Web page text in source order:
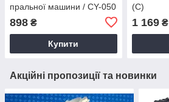
пральної машини / CY-050
898 ₴
Купити
(C)
1 169₴
Акційні пропозиції та новинки